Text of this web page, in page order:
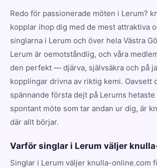
Redo för passionerade möten i Lerum?
kopplar ihop dig med de mest attraktiva
singlarna i Lerum och över hela Västra
Lerum är oemotståndlig, och våra
den perfekt — djärva, självsäkra och på
kopplingar drivna av riktig kemi. Oavsett
spännande första dejt på Lerums
spontant möte som tar andan ur dig, är
där allt börjar.
Varför singlar i Lerum väljer
Singlar i Lerum väljer knulla-online.com